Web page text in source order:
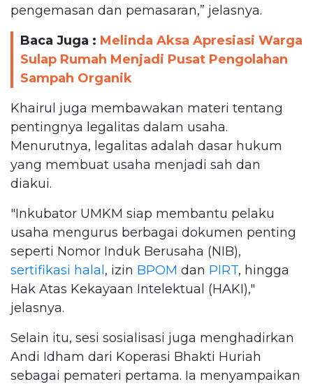
pengemasan dan pemasaran,” jelasnya.
Baca Juga : Melinda Aksa Apresiasi Warga
Sulap Rumah Menjadi Pusat Pengolahan
Sampah Organik
Khairul juga membawakan materi tentang
pentingnya legalitas dalam usaha.
Menurutnya, legalitas adalah dasar hukum
yang membuat usaha menjadi sah dan
diakui.
"Inkubator UMKM siap membantu pelaku
usaha mengurus berbagai dokumen penting
seperti Nomor Induk Berusaha (NIB),
sertifikasi halal, izin BPOM dan PIRT, hingga
Hak Atas Kekayaan Intelektual (HAKI),"
jelasnya.
Selain itu, sesi sosialisasi juga menghadirkan
Andi Idham dari Koperasi Bhakti Huriah
sebagai pemateri pertama. Ia menyampaikan